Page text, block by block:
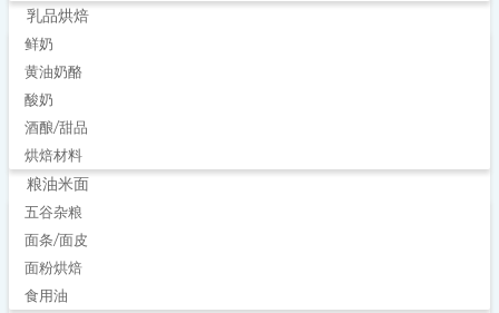
乳品烘焙
鲜奶
黄油奶酪
酸奶
酒酿/甜品
烘焙材料
粮油米面
五谷杂粮
面条/面皮
面粉烘焙
食用油